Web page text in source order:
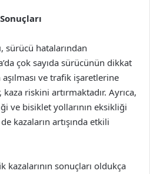
sürücü hatalarından
çok sayıda sürücünün dikkat
aşılması ve trafik işaretlerine
riskini artırmaktadır. Ayrıca,
ve bisiklet yollarının eksikliği
kazaların artışında etkili
kazalarının sonuçları oldukça